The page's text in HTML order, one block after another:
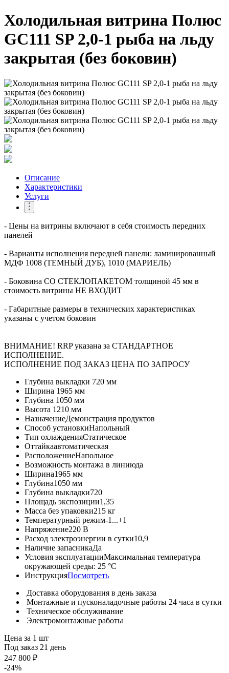
Холодильная витрина Полюс
GC111 SP 2,0-1 рыба на льду
закрытая (без боковин)
Описание
Характеристики
Услуги
- Цены на витрины включают в себя стоимость передних
панелей
- Варианты исполнения передней панели: ламинированный
МДФ 1008 (ТЕМНЫЙ ДУБ), 1010 (МАРИЕЛЬ)
- Боковина СО СТЕКЛОПАКЕТОМ толщиной 45 мм в
стоимость витрины НЕ ВХОДИТ
- Габаритные размеры в технических характеристиках
указаны с учетом боковин
ВНИМАНИЕ! RRP указана за СТАНДАРТНОЕ
ИСПОЛНЕНИЕ.
ИСПОЛНЕНИЕ ПОД ЗАКАЗ ЦЕНА ПО ЗАПРОСУ
Глубина выкладки 720 мм
Ширина 1965 мм
Глубина 1050 мм
Высота 1210 мм
НазначениеДемонстрация продуктов
Способ установкиНапольный
Тип охлажденияСтатическое
Оттайкаавтоматическая
РасположениеНапольное
Возможность монтажа в линиюда
Ширина1965 мм
Глубина1050 мм
Глубина выкладки720
Площадь экспозиции1,35
Масса без упаковки215 кг
Температурный режим-1...+1
Напряжение220 В
Расход электроэнергии в сутки10,9
Наличие запасникаДа
Условия эксплуатацииМаксимальная температура
окружающей среды: 25 °С
ИнструкцияПосмотреть
Доставка оборудования в день заказа
Монтажные и пусконаладочные работы 24 часа в сутки
Техническое обслуживание
Электромонтажные работы
Цена за 1 шт
Под заказ 21 день
247 800 ₽
-24%